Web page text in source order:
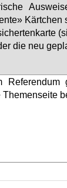
Kärt­chen
die neu
Re­fe­ren­dum